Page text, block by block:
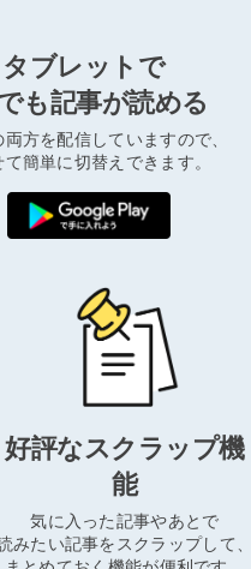
ブレットで
も記事が読める
方を配信していますので、
簡単に切替えできます。
好評なスクラップ機
能
気に入った記事やあとで
みたい記事をスクラップして、